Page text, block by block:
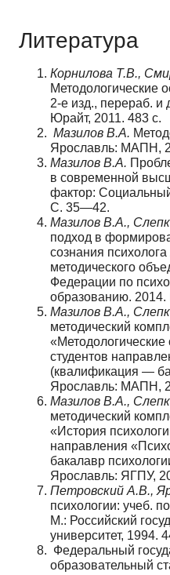
Литература
Корнилова Т.В.,
Методологические
2-е изд., перераб. и
Юрайт, 2011. 483 с.
Мазилов В.А.
Ярославль: МАПН,
Мазилов В.А.
в современной
фактор:
С. 35—42.
Мазилов В.А.,
подход в
сознания
методического
Федерации по
образованию.
Мазилов В.А.,
методический
студентов
(квалификация —
Ярославль: МАПН,
Мазилов В.А.,
методический
«История
направления
бакалавр
Ярославль: ЯГПУ,
Петровский А.В.,
психологии: учеб.
М.: Российский
университет, 1994.
Федеральный
образовательный